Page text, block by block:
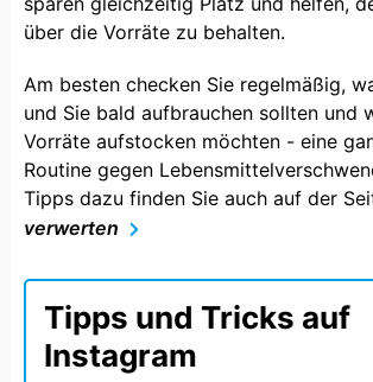
über die Vorräte zu behalten.
Am besten checken Sie regelmäßig,
und Sie bald aufbrauchen sollten und
Vorräte aufstocken möchten - eine
Routine gegen
Tipps dazu finden Sie auch auf der
verwerten
Tipps und Tricks auf
Instagram